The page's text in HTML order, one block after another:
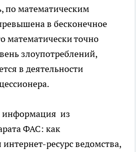
по математическим
в бесконечное
математически точно
злоупотреблений,
в деятельности
информация из
ФАС: как
ресурс ведомства,